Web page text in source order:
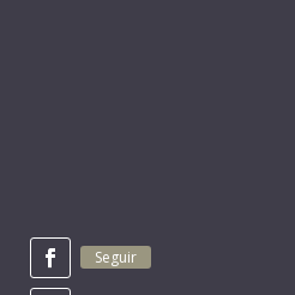
Seguir